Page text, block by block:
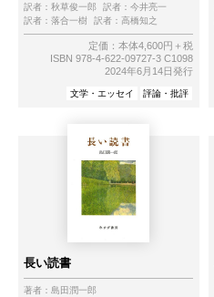
訳者： 秋草俊一郎 訳者： 今井亮一
訳者： 落合一樹 訳者： 高橋知之
定価：本体4,600円＋税
ISBN 978-4-622-09727-3 C1098
2024年6月14日発行
文学・エッセイ 評論・批評
長い読書
著者： 島田潤一郎